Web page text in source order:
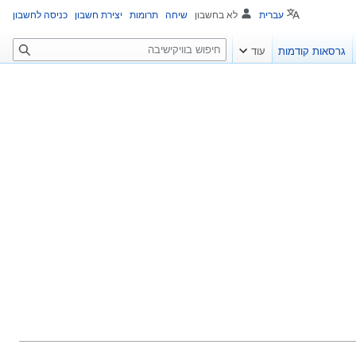
עברית לא בחשבון שיחה תרומות יצירת חשבון כניסה לחשבון
גרסאות קודמות עוד
ח
י